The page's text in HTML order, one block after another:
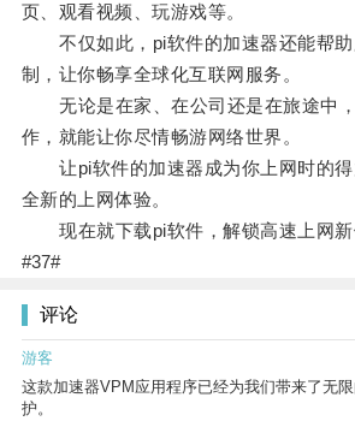
页、观看视频、玩游戏等。
不仅如此，pi软件的加速器还能帮助
制，让你畅享全球化互联网服务。
无论是在家、在公司还是在旅途中
作，就能让你尽情畅游网络世界。
让pi软件的加速器成为你上网时的得
全新的上网体验。
现在就下载pi软件，解锁高速上网新
#37#
评论
游客
这款加速器VPM应用程序已经为我们带来了无
护。